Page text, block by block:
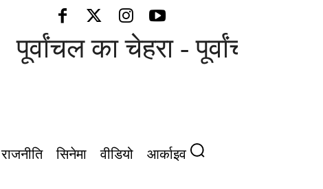
पूर्वांचल का चेहरा - पूर्वांचल की
राजनीति सिनेमा वीडियो आर्काइव